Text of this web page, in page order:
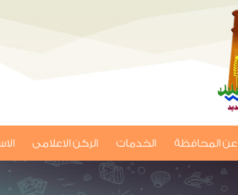
عن المحافظة الخدمات الركن الاعلامى